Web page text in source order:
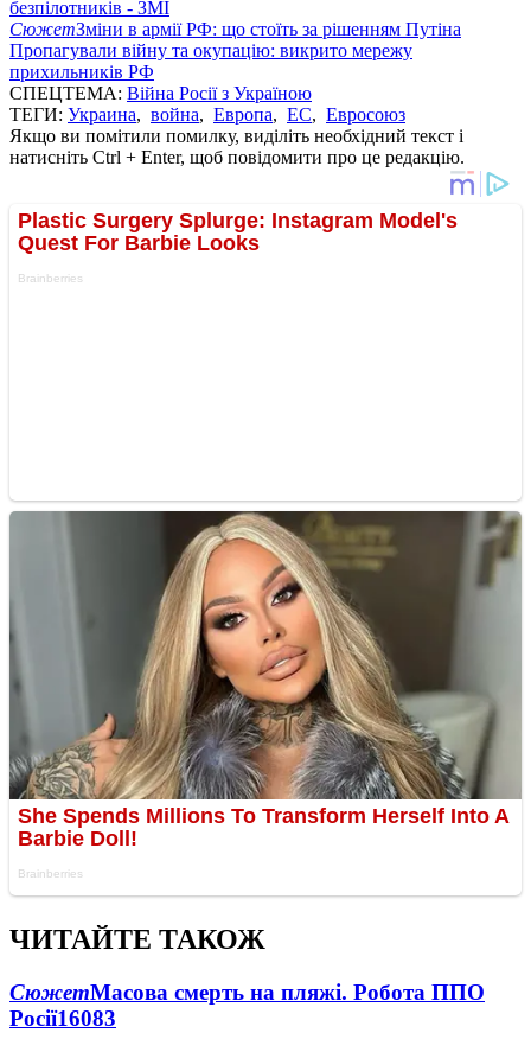
безпілотників - ЗМІ
СюжетЗміни в армії РФ: що стоїть за рішенням Путіна
Пропагували війну та окупацію: викрито мережу
прихильників РФ
СПЕЦТЕМА: Війна Росії з Україною
ТЕГИ: Украина, война, Европа, ЕС, Евросоюз
Якщо ви помітили помилку, виділіть необхідний текст і
натисніть Ctrl + Enter, щоб повідомити про це редакцію.
ЧИТАЙТЕ ТАКОЖ
СюжетМасова смерть на пляжі. Робота ППО
Росії16083